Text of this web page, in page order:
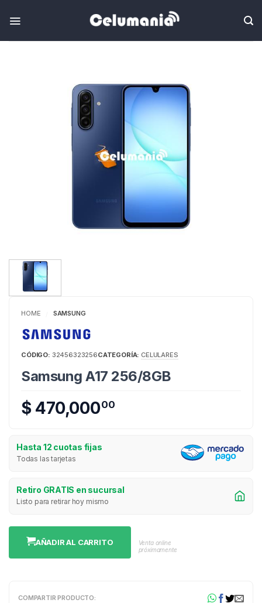
HOME SAMSUNG
CÓDIGO: 32456323256CATEGORÍA: CELULARES
Samsung A17 256/8GB
$ 470,00000
Hasta 12 cuotas fijas
Todas las tarjetas
Retiro GRATIS en sucursal
Listo para retirar hoy mismo
AÑADIR AL CARRITO
Venta online
próximamente
COMPARTIR PRODUCTO: